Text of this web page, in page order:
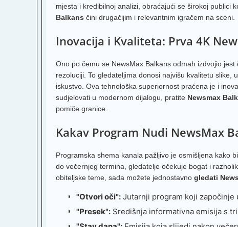
mjesta i kredibilnoj analizi, obraćajući se širokoj publici
Balkans čini drugačijim i relevantnim igračem na sceni.
Inovacija i Kvaliteta: Prva 4K
Ono po čemu se NewsMax Balkans odmah izdvojio
rezoluciji. To gledateljima donosi najvišu kvalitetu
iskustvo. Ova tehnološka superiornost praćena je i
sudjelovati u modernom dijalogu, pratite Newsmax
pomiče granice.
Kakav Program Nudi NewsMax
Programska shema kanala pažljivo je osmišljena kako
do večernjeg termina, gledatelje očekuje bogat i
obiteljske teme, sada možete jednostavno gledati
"Otvori oči": Jutarnji program koji
"Presek": Središnja informativna emisija s